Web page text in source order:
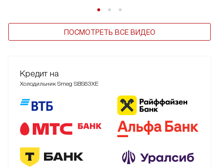
ПОСМОТРЕТЬ ВСЕ ВИДЕО
Кредит на
Холодильник Smeg SBS63XE